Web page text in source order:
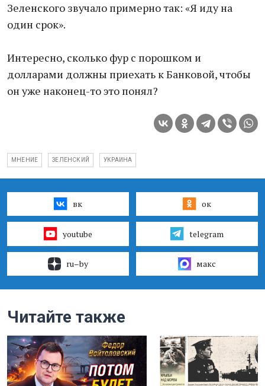
Зеленского звучало примерно так: «Я иду на
один срок».
Интересно, сколько фур с порошком и
долларами должны приехать к Банковой, чтобы
он уже наконец-то это понял?
МНЕНИЕ ЗЕЛЕНСКИЙ УКРАИНА
вк ок
youtube telegram
ru–by макс
Читайте также